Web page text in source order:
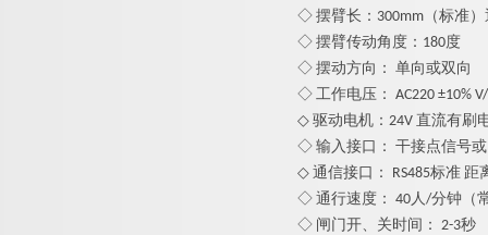
◇ 摆臂长： 300mm（标准）
◇ 摆臂传动角度：180度
◇ 摆动方向： 单向或双向
◇ 工作电压： AC220 ±10% V/
◇ 驱动电机：24V 直流有刷
◇ 输入接口： 干接点信号或
◇ 通信接口： RS485标准 距
◇ 通行速度： 40人/分钟（
◇ 闸门开、关时间： 2-3秒